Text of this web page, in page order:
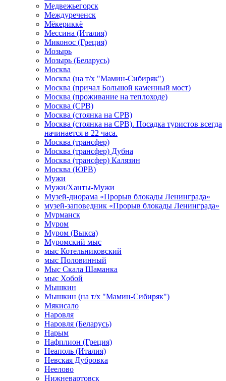
Медвежьегорск
Междуреченск
Мёкериккё
Мессина (Италия)
Миконос (Греция)
Мозырь
Мозырь (Беларусь)
Москва
Москва (на т/х "Мамин-Сибиряк")
Москва (причал Большой каменный мост)
Москва (проживание на теплоходе)
Москва (СРВ)
Москва (стоянка на СРВ)
Москва (стоянка на СРВ). Посадка туристов всегда
начинается в 22 часа.
Москва (трансфер)
Москва (трансфер) Дубна
Москва (трансфер) Калязин
Москва (ЮРВ)
Мужи
Мужи/Ханты-Мужи
Музей-диорама «Прорыв блокады Ленинграда»
музей-заповедник «Прорыв блокады Ленинграда»
Мурманск
Муром
Муром (Выкса)
Муромский мыс
мыс Котельниковский
мыс Половинный
Мыс Скала Шаманка
мыс Хобой
Мышкин
Мышкин (на т/х "Мамин-Сибиряк")
Мякисало
Наровля
Наровля (Беларусь)
Нарым
Нафплион (Греция)
Неаполь (Италия)
Невская Дубровка
Неелово
Нижневартовск